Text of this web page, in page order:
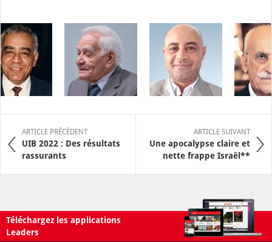
ARTICLE PRÉCÉDENT
UIB 2022 : Des résultats
rassurants
ARTICLE SUIVANT
Une apocalypse claire et
nette frappe Israël**
Téléchargez les applications
Leaders